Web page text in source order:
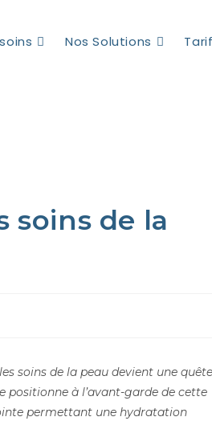
Nos Solutions
soins de la
soins de la peau devient une quête
positionne à l’avant-garde de cette
permettant une hydratation